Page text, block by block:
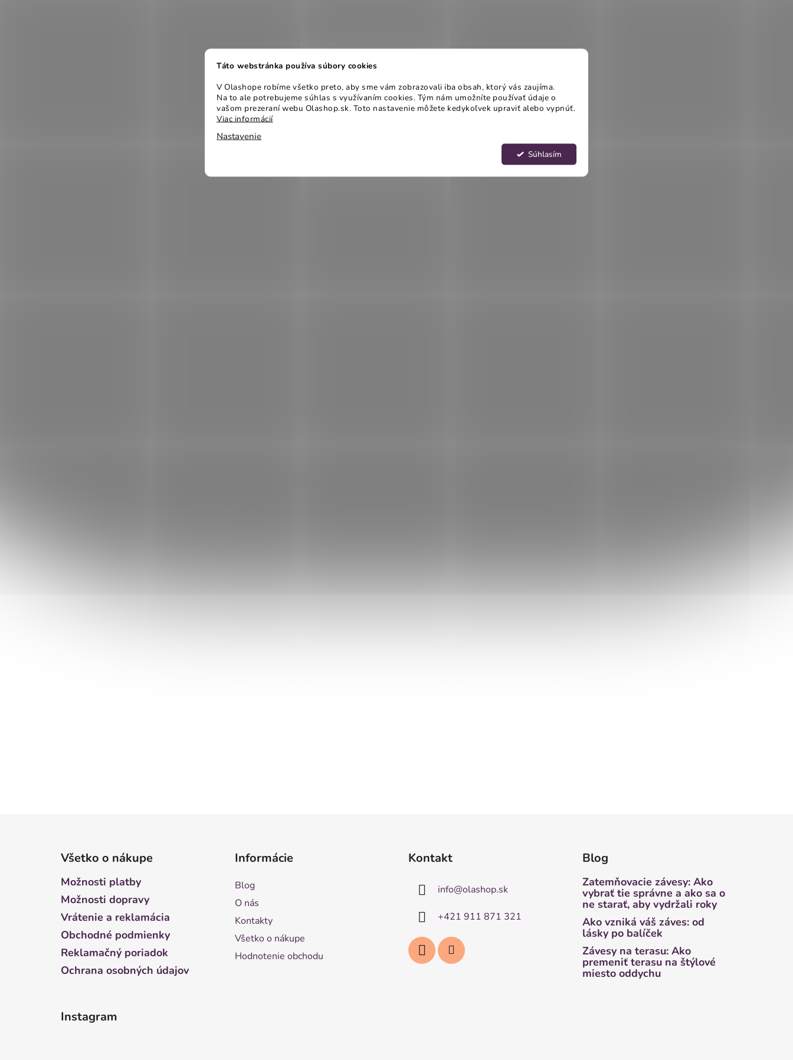
Táto webstránka používa súbory cookies
V Olashope robíme všetko preto, aby sme vám zobrazovali iba obsah, ktorý vás zaujíma.
Na to ale potrebujeme súhlas s využívaním cookies. Tým nám umožníte používať údaje o
vašom prezeraní webu Olashop.sk. Toto nastavenie môžete kedykoľvek upraviť alebo vypnúť.
Viac informácií
Nastavenie
Súhlasím
Všetko o nákupe
Možnosti platby
Možnosti dopravy
Vrátenie a reklamácia
Obchodné podmienky
Reklamačný poriadok
Ochrana osobných údajov
Informácie
Blog
O nás
Kontakty
Všetko o nákupe
Hodnotenie obchodu
Kontakt
info@olashop.sk
+421 911 871 321
Blog
Zatemňovacie závesy: Ako
vybrať tie správne a ako sa o
ne starať, aby vydržali roky
Ako vzniká váš záves: od
lásky po balíček
Závesy na terasu: Ako
premeniť terasu na štýlové
miesto oddychu
Instagram